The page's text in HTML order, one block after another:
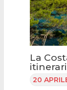
La
20